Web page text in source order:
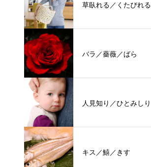
草臥れる／くたびれる
バラ／薔薇／ばら
人見知り／ひとみしり
キス／鱚／きす